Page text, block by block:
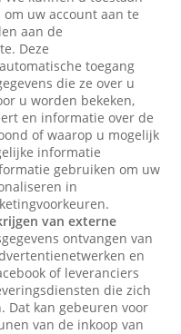
uw account aan te
aan de
Deze
toegang
die ze over u
u worden bekeken,
en informatie over de
of waarop u mogelijk
informatie
gebruiken om uw
in
van externe
ontvangen van
en
of leveranciers
die zich
Dat kan gebeuren voor
van de inkoop van